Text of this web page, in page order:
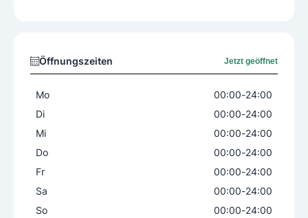
Erdgas
AdBlue
zusätzliche Einrichtungen
Weitere Angebote
Öffnungszeiten Jetzt geöffnet
Mo 00:00-24:00
Di
00:00-24:00
Mi
00:00-24:00
Do
00:00-24:00
Fr
00:00-24:00
Sa
00:00-24:00
So
00:00-24:00